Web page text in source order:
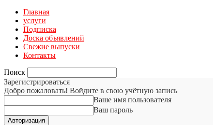
Главная
услуги
Подписка
Доска объявлений
Свежие выпуски
Контакты
Поиск
Зарегистрироваться
Добро пожаловать! Войдите в свою учётную запись
Ваше имя пользователя
Ваш пароль